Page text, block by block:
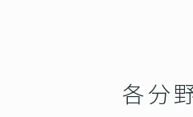
各分